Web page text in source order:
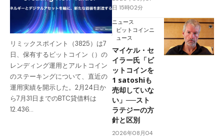
リミックスポイント（3825）は7
日、保有するビットコイン（）の
レンディング運用とアルトコイン
のステーキングについて、直近の
運用実績を開示した。2月24日か
ら7月31日までのBTC貸借料は
12.436…
日 15時02分
ニュース
ビットコインニ
ュース
マイケル・セ
イラー氏「ビ
ットコインを
1 satoshiも
売却していな
い」──スト
ラテジーの方
針と区別
2026年08月04